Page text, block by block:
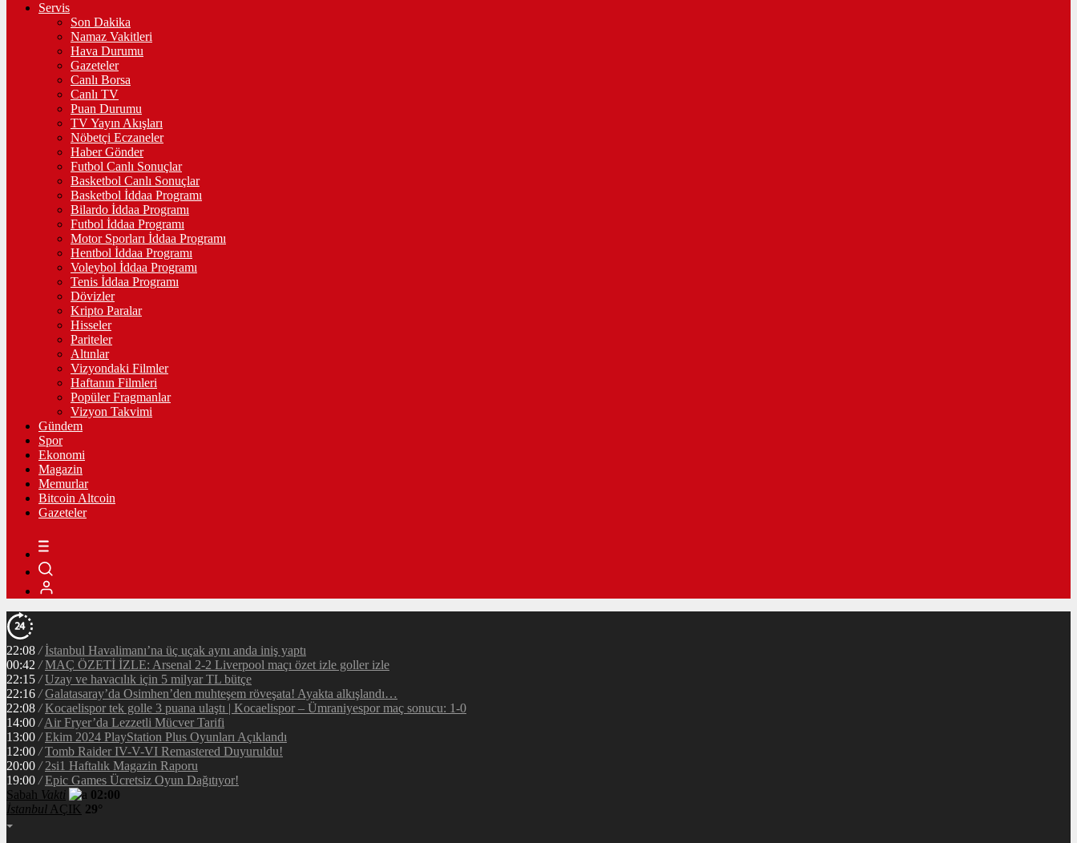
Servis
Son Dakika
Namaz Vakitleri
Hava Durumu
Gazeteler
Canlı Borsa
Canlı TV
Puan Durumu
TV Yayın Akışları
Nöbetçi Eczaneler
Haber Gönder
Futbol Canlı Sonuçlar
Basketbol Canlı Sonuçlar
Basketbol İddaa Programı
Bilardo İddaa Programı
Futbol İddaa Programı
Motor Sporları İddaa Programı
Hentbol İddaa Programı
Voleybol İddaa Programı
Tenis İddaa Programı
Dövizler
Kripto Paralar
Hisseler
Pariteler
Altınlar
Vizyondaki Filmler
Haftanın Filmleri
Popüler Fragmanlar
Vizyon Takvimi
Gündem
Spor
Ekonomi
Magazin
Memurlar
Bitcoin Altcoin
Gazeteler
22:08 / İstanbul Havalimanı’na üç uçak aynı anda iniş yaptı
00:42 / MAÇ ÖZETİ İZLE: Arsenal 2-2 Liverpool maçı özet izle goller izle
22:15 / Uzay ve havacılık için 5 milyar TL bütçe
22:16 / Galatasaray’da Osimhen’den muhteşem röveşata! Ayakta alkışlandı…
22:08 / Kocaelispor tek golle 3 puana ulaştı | Kocaelispor – Ümraniyespor maç sonucu: 1-0
14:00 / Air Fryer’da Lezzetli Mücver Tarifi
13:00 / Ekim 2024 PlayStation Plus Oyunları Açıklandı
12:00 / Tomb Raider IV-V-VI Remastered Duyuruldu!
20:00 / 2si1 Haftalık Magazin Raporu
19:00 / Epic Games Ücretsiz Oyun Dağıtıyor!
Sabah Vakti
02:00
İstanbul AÇIK 29°